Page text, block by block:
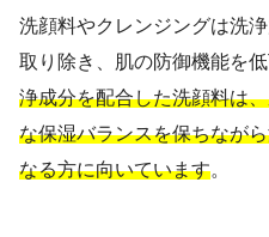
洗顔料やクレンジングは洗
取り除き、肌の防御機能を低
浄成分を配合した洗顔料は
な保湿バランスを保ちなが
なる方に向いています。